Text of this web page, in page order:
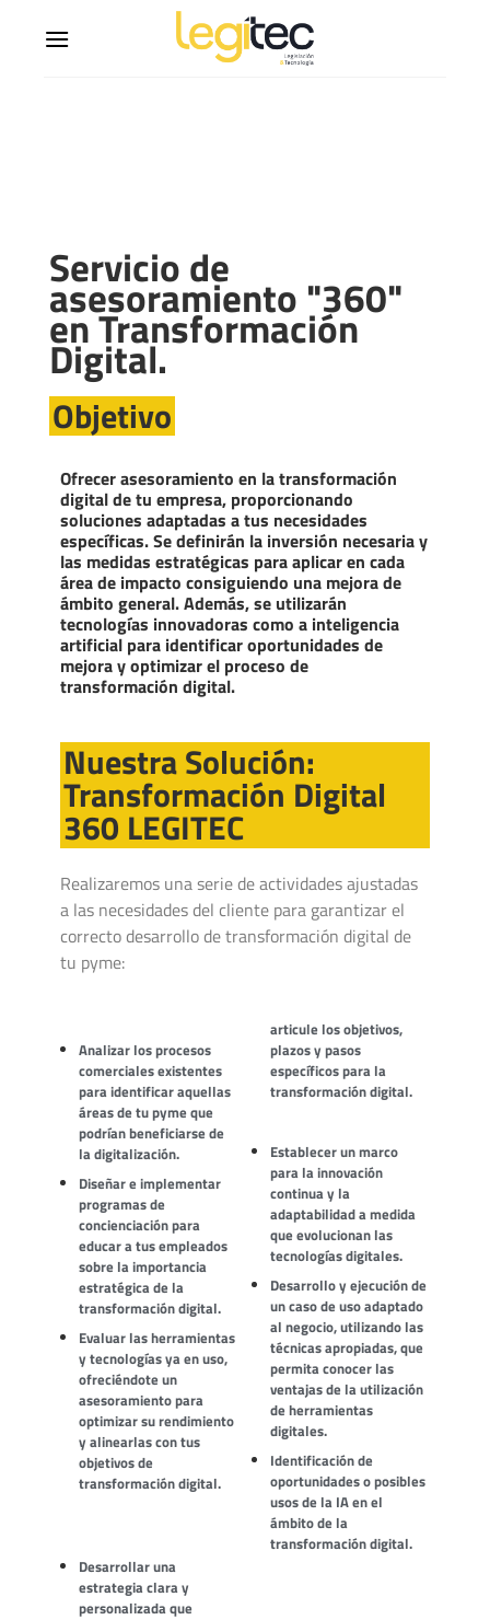
Servicio de
asesoramiento "360"
en Transformación
Digital.
Objetivo
Ofrecer asesoramiento en la transformación
digital de tu empresa, proporcionando
soluciones adaptadas a tus necesidades
específicas. Se definirán la inversión necesaria y
las medidas estratégicas para aplicar en cada
área de impacto consiguiendo una mejora de
ámbito general. Además, se utilizarán
tecnologías innovadoras como a inteligencia
artificial para identificar oportunidades de
mejora y optimizar el proceso de
transformación digital.
Nuestra Solución:
Transformación Digital
360 LEGITEC
Realizaremos una serie de actividades ajustadas
a las necesidades del cliente para garantizar el
correcto desarrollo de transformación digital de
tu pyme:
Analizar los procesos
comerciales existentes
para identificar aquellas
áreas de tu pyme que
podrían beneficiarse de
la digitalización.
Diseñar e implementar
programas de
concienciación para
educar a tus empleados
sobre la importancia
estratégica de la
transformación digital.
Evaluar las herramientas
y tecnologías ya en uso,
ofreciéndote un
asesoramiento para
optimizar su rendimiento
y alinearlas con tus
objetivos de
transformación digital.
Desarrollar una
estrategia clara y
personalizada que
articule los objetivos,
plazos y pasos
específicos para la
transformación digital.
Establecer un marco
para la innovación
continua y la
adaptabilidad a medida
que evolucionan las
tecnologías digitales.
Desarrollo y ejecución de
un caso de uso adaptado
al negocio, utilizando las
técnicas apropiadas, que
permita conocer las
ventajas de la utilización
de herramientas
digitales.
Identificación de
oportunidades o posibles
usos de la IA en el
ámbito de la
transformación digital.